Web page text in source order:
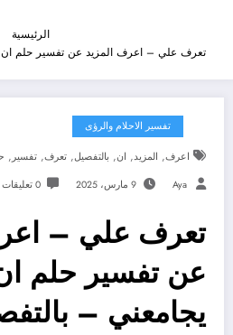
الرئيسية
تعرف علي – اعرف المزيد عن تفسير حلم
تفسير الاحلام والرؤى
اعرف, المزيد, ان, بالتفصيل, تعرف, تفسير ,
Aya 9 مارس، 2025 0 تعليقات
تعرف علي –
عن تفسير حلم
يجامعني –